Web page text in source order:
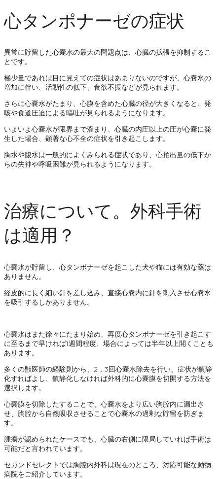
心タンポナーゼの症状
異常に貯留した心嚢水の最大の問題点は、心臓の拡張を抑制するこ
とです。
極少量であれば目に見えての症状はあまりないのですが、心嚢水の
増加に伴い、活動性の低下、食欲不振などが見られます。
さらに心嚢水がたまり、心膜を含めた心臓の径が大きくなると、発
咳や食道圧迫による嘔吐が見られるようになります。
いよいよ心嚢水が限界まで溜まり、心臓の内圧以上の圧が心嚢に発
生した場合、顕著な心不全の症状を引き起こします。
胸水や腹水は一般的によくみられる症状であり、心拍出量の低下か
らの失神や呼吸困難が見られるようになります。
治療について。外科手術
は適用？
心嚢水が貯留し、心タンポナーゼを起こした犬や猫には有効な薬は
ありません。
経皮的に長く細い針を差し込み、直接心嚢内に針を刺入させ心嚢水
を吸引するしかありません。
心嚢水はまた徐々にたまり始め、再度心タンポナーゼを引き起こす
に至るまで早ければ1週間程度、場合によっては半年以上開くことも
あります。
多くの獣医師の経験則から、2，3回心嚢水除去を行い、症状が鎮静
化すればよし、鎮静化しなければ外科的に心嚢膜を切開する方法を
選択します。
心嚢膜を切除したすることで、心嚢水をより広い胸腔内に漏出さ
せ、胸腔から自然吸収させることで心嚢水の過剰な貯留を防ぎま
す。
腫瘍が認められたケースでも、心臓の右側に限局していれば手術は
可能だと言われています。
セカンドセレクトでは胸腔内外科は現在のところ、対応可能な動物
病院をご紹介しています。